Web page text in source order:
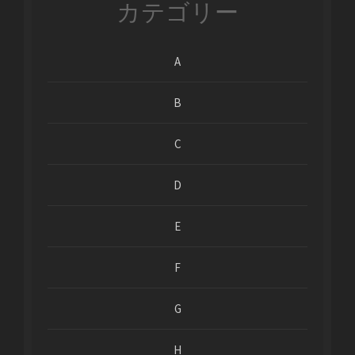
カテゴリー
A
B
C
D
E
F
G
H